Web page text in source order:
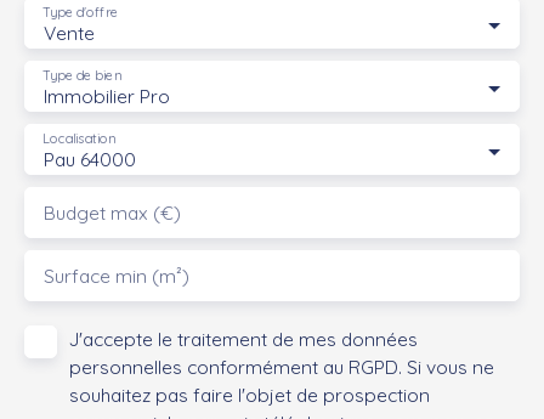
Vente
Type d'offre
Immobilier Pro
Type de bien
Pau 64000
Localisation
Budget max (€)
Surface min (m²)
J'accepte le traitement de mes données
personnelles conformément au RGPD. Si vous ne
souhaitez pas faire l'objet de prospection